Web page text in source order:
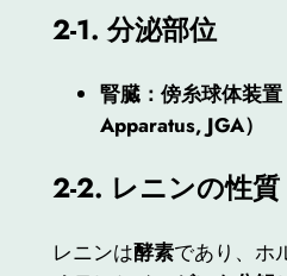
2-1.分泌部位
腎臓：傍糸球体装
Apparatus, JGA）
2-2. レニンの性質
レニンは酵素であり、ホ